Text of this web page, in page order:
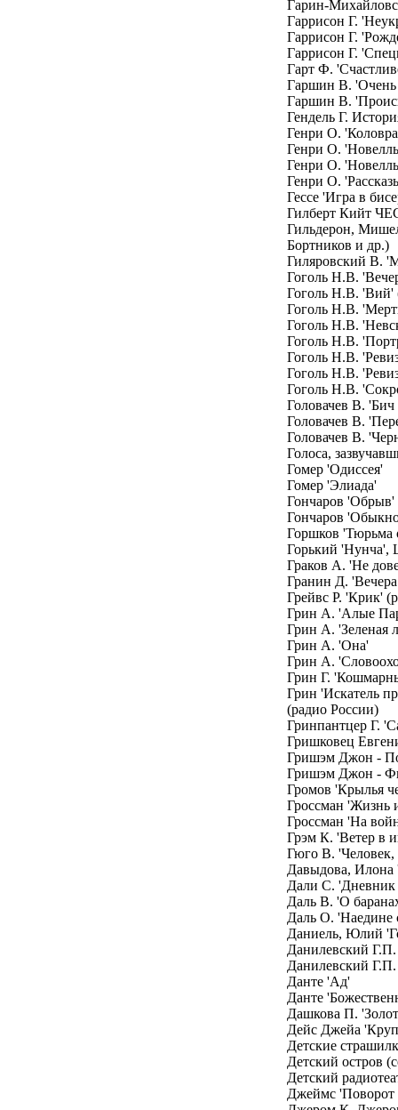
Гарин-
Гаррисон Г.
Гаррисон Г.
Гаррисон Г.
Гарт Ф.
Гаршин В. 'Очень
Гаршин В.
Гендель Г.
Генри О.
Генри О.
Генри О.
Генри О.
Гессе 'Игра в
Гилберт Кийт
Гильдерон,
Бортников и др.)
Гиляровский В.
Гоголь Н.В.
Гоголь Н.В. 'Вий'
Гоголь Н.В.
Гоголь Н.В.
Гоголь Н.В.
Гоголь Н.В.
Гоголь Н.В.
Гоголь Н.В.
Головачев В.
Головачев В.
Головачев В.
Голоса,
Гомер 'Одиссея'
Гомер 'Элиада'
Гончаров 'Обрыв'
Гончаров
Горшков 'Тюрьма
Горький 'Нунча',
Граков А. 'Не
Гранин Д.
Грейвс Р. 'Крик'
Грин А. 'Алые
Грин А. 'Зеленая
Грин А. 'Она'
Грин А.
Грин Г.
Грин 'Искатель
(радио России)
Гринпантцер Г.
Гришковец
Гришэм Джон -
Гришэм Джон -
Громов 'Крылья
Гроссман 'Жизнь
Гроссман 'На
Грэм К. 'Ветер в
Гюго В. 'Человек,
Давыдова, Илона
Дали С. 'Дневник
Даль В. 'О
Даль О. 'Наедине
Даниель, Юлий
Данилевский
Данилевский
Данте 'Ад'
Данте
Дашкова П.
Дейс Джейа
Детские
Детский остров
Детский
Джеймс 'Поворот